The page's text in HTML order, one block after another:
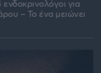
για
– Το ένα μειώνει